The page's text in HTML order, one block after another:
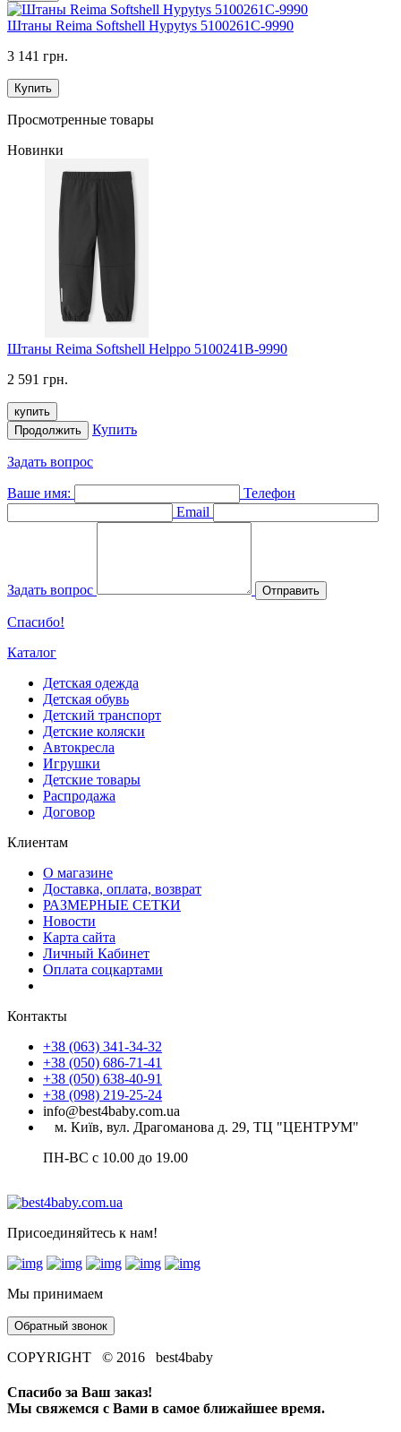
Штаны Reima Softshell Hypytys 5100261C-9990
3 141 грн.
Купить
Просмотренные товары
Новинки
Штаны Reima Softshell Helppo 5100241B-9990
2 591 грн.
купить
Продолжить
Купить
Задать вопрос
Ваше имя:
Телефон
Email
Задать вопрос Отправить
Спасибо!
Каталог
Детская одежда
Детская обувь
Детский транспорт
Детские коляски
Автокресла
Игрушки
Детские товары
Распродажа
Договор
Клиентам
О магазине
Доставка, оплата, возврат
РАЗМЕРНЫЕ СЕТКИ
Новости
Карта сайта
Личный Кабинет
Оплата соцкартами
Контакты
+38 (063) 341-34-32
+38 (050) 686-71-41
+38 (050) 638-40-91
+38 (098) 219-25-24
info@best4baby.com.ua
м. Київ, вул. Драгоманова д. 29, ТЦ "ЦЕНТРУМ"
ПН-ВС с 10.00 до 19.00
Присоединяйтесь к нам!
Мы принимаем
Обратный звонок
COPYRIGHT © 2016 best4baby
Спасибо за Ваш заказ!
Мы свяжемся с Вами в самое ближайшее время.